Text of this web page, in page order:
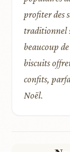
profiter des
traditionnel
beaucoup
biscuits
confits,
Noël.